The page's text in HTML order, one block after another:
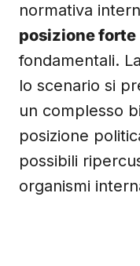
normativa
posizione forte
fondamentali.
lo scenario si
un complesso
posizione
possibili
organismi